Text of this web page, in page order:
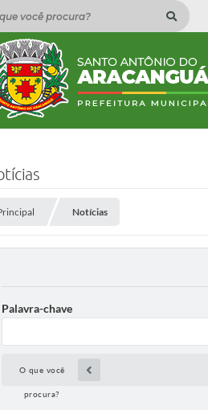
você procura?
Notícias
Palavra-chave
O que você
procura?